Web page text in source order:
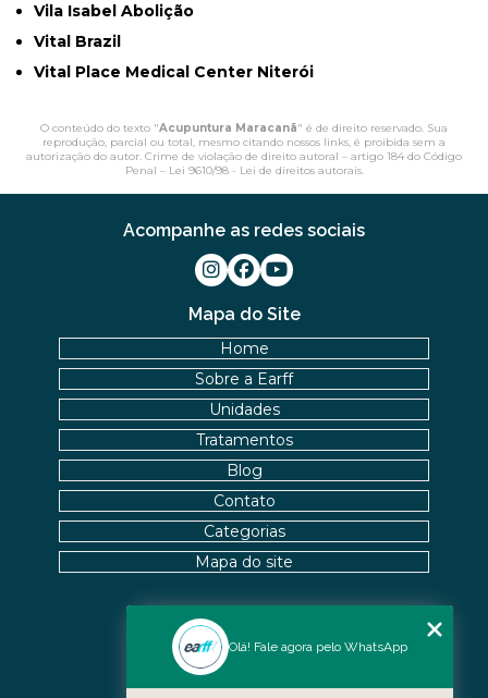
Vila Isabel Abolição
Vital Brazil
Vital Place Medical Center Niterói
O conteúdo do texto "Acupuntura Maracanã" é de direito reservado. Sua
reprodução, parcial ou total, mesmo citando nossos links, é proibida sem a
autorização do autor. Crime de violação de direito autoral – artigo 184 do Código
Penal – Lei 9610/98 - Lei de direitos autorais.
Nossas Unidades
Mapa do Site
Home
Sobre a Earff
Unidades
Tratamentos
Blog
Contato
Categorias
Mapa do site
Acompanhe as redes sociais
Olá! Fale agora pelo WhatsApp